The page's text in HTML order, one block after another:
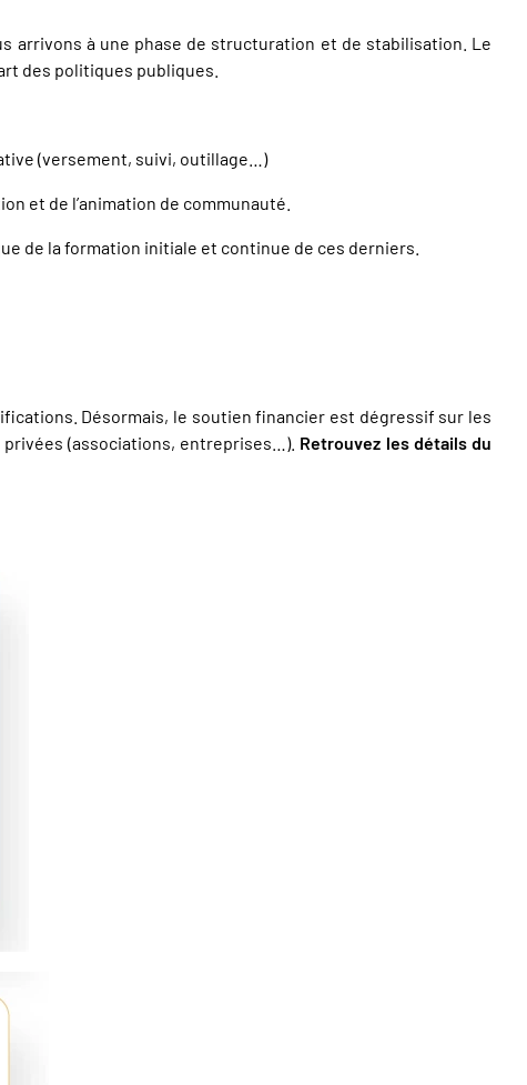
arrivons à une phase de structuration et de stabilisation. Le
des politiques publiques.
(versement, suivi, outillage…)
et de l’animation de communauté.
de la formation initiale et continue de ces derniers.
Désormais, le soutien financier est dégressif sur les
(associations, entreprises…). Retrouvez les détails du